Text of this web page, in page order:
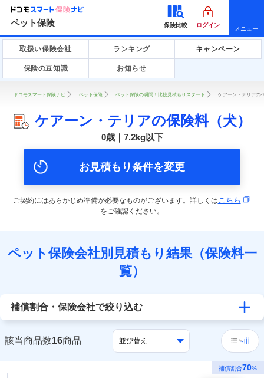
ペット保険 保険比較 ログイン
メニュー
取扱い保険会社 ランキング キャンペーン
保険の豆知識 お知らせ
ドコモスマート保険ナビ ペット保険 ペット保険の瞬間！比較見積もりスタート ケアーン・テリアの
ケアーン・テリアの保険料（犬）
0歳｜7.2kg以下
お見積もり条件を変更
ご契約にはあらかじめ準備が必要なものがございます。詳しくはこちら
をご確認ください。
ペット保険会社別見積もり結果（保険料一
覧）
補償割合・保険会社で絞り込む
該当商品数16商品
補償割合70%